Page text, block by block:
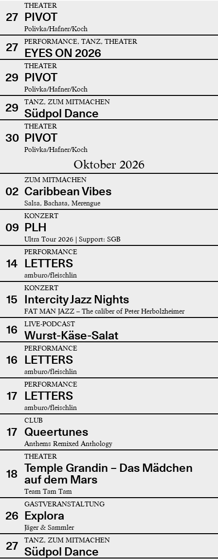
27
THEATER
PIVOT
Polivka/Hafner/Koch
27 PERFORMANCE, TANZ, THEATER
EYES ON 2026
29
THEATER
PIVOT
Polivka/Hafner/Koch
29 TANZ, ZUM MITMACHEN
Südpol Dance
30
THEATER
PIVOT
Polivka/Hafner/Koch
Oktober 2026
02
ZUM MITMACHEN
Caribbean Vibes
Salsa, Bachata, Merengue
09
KONZERT
PLH
Ultra Tour 2026 | Support: SGB
14
PERFORMANCE
LETTERS
amburo/fleischlin
15
KONZERT
Intercity Jazz Nights
FAT MAN JAZZ – The caliber of Peter Herbolzheimer
16 LIVE-PODCAST
Wurst-Käse-Salat
16
PERFORMANCE
LETTERS
amburo/fleischlin
17
PERFORMANCE
LETTERS
amburo/fleischlin
17
CLUB
Queertunes
Anthems Remixed Anthology
18
THEATER
Temple Grandin – Das Mädchen
auf dem Mars
Team Tam Tam
26
GASTVERANSTALTUNG
Explora
Jäger & Sammler
27 TANZ, ZUM MITMACHEN
Südpol Dance